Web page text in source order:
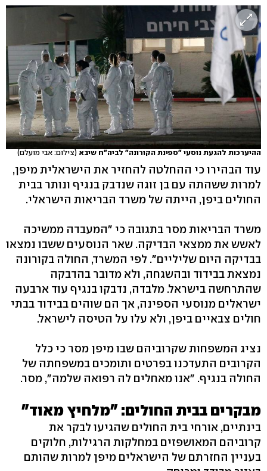
ההיערכות להגעת נוסעי "ספינת הקורונה" לביה"ח שיבא (צילום: אבי מועלם)
עוד הבהירו כי ההחלטה להחזיר את הישראלית מיפן,
למרות ששהתה עם בן זוגה שנדבק בנגיף ונותר בבית
החולים ביפן, הייתה של משרד הבריאות הישראלי.
משרד הבריאות מסר בתגובה כי "המעבדה ממשיכה
לאשש את ממצאי הבדיקה. שאר הנוסעים ששבו נמצאו
בבדיקה היום שליליים". לפי המשרד, החולה בקורונה
נמצאת בבידוד ובהשגחה, ולא מדובר בהדבקה
שהתרחשה בישראל. מלבדה, נדבקו בנגיף עוד ארבעה
ישראלים מנוסעי הספינה, אך הם שוהים בבידוד בבתי
חולים צבאיים ביפן, ולא עלו על הטיסה לישראל.
נציג המשפחות שקרוביהם שבו מיפן מסר כי כלל
הקרובים התעדכנו בפרטים ותומכים במשפחתה של
החולה בנגיף. "אנו מאחלים לה רפואה שלמה", מסר.
מבקרים בבית החולים: "מלחיץ מאוד"
בינתיים, אורחי בית החולים שהגיעו לבקר את
קרוביהם המאושפזים במחלקות הרגילות, חלוקים
בעניין החזרתם של הישראלים מיפן למרות שהותם